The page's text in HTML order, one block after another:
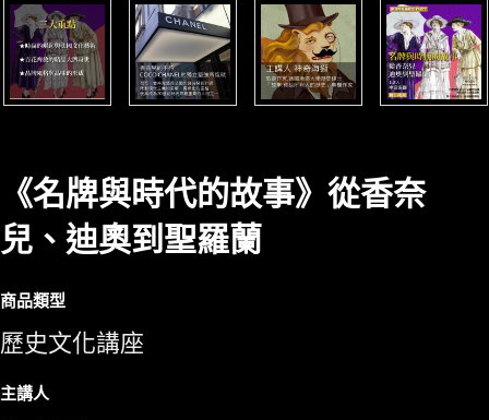
《名牌與時代的故事》從香奈
兒、迪奧到聖羅蘭
商品類型
歷史文化講座
主講人